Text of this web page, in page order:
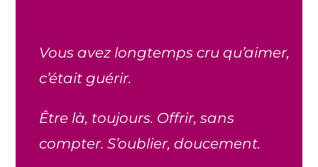
Vous avez longtemps cru qu’aimer,
c’était guérir.
Être là, toujours. Offrir, sans
compter. S’oublier, doucement.